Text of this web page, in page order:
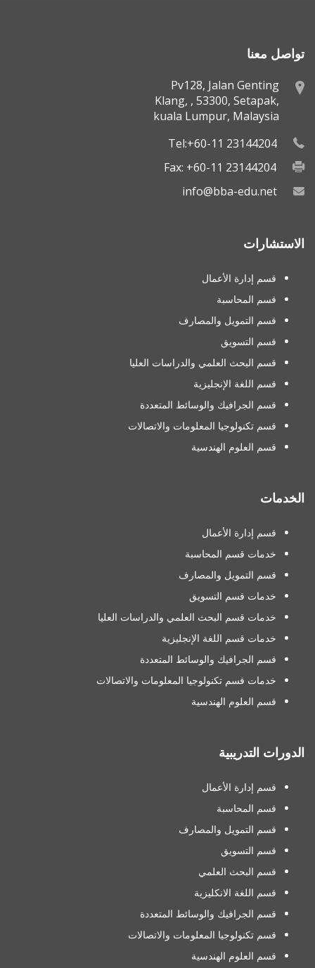
تواصل معنا
Pv128, Jalan Genting
Klang, , 53300, Setapak,
kuala Lumpur, Malaysia
Tel:+60-11 23144204
Fax: +60-11 23144204
info@bba-edu.net
الاستشارات
قسم إدارة الأعمال
قسم المحاسبة
قسم التمويل والمصارف
قسم التسويق
قسم البحث العلمي والدراسات العليا
قسم اللغة الإنجليزية
قسم الجرافيك والوسائط المتعددة
قسم تكنولوجيا المعلومات والاتصالات
قسم العلوم الهندسية
الخدمات
قسم إدارة الأعمال
خدمات قسم المحاسبة
قسم التمويل والمصارف
خدمات قسم التسويق
خدمات قسم البحث العلمي والدراسات العليا
خدمات قسم اللغة الإنجليزية
قسم الجرافيك والوسائط المتعددة
خدمات قسم تكنولوجيا المعلومات والاتصالات
قسم العلوم الهندسية
الدورات التدريبية
قسم إدارة الأعمال
قسم المحاسبة
قسم التمويل والمصارف
قسم التسويق
قسم البحث العلمي
قسم اللغة الانكليزية
قسم الجرافيك والوسائط المتعددة
قسم تكنولوجيا المعلومات والاتصالات
قسم العلوم الهندسية